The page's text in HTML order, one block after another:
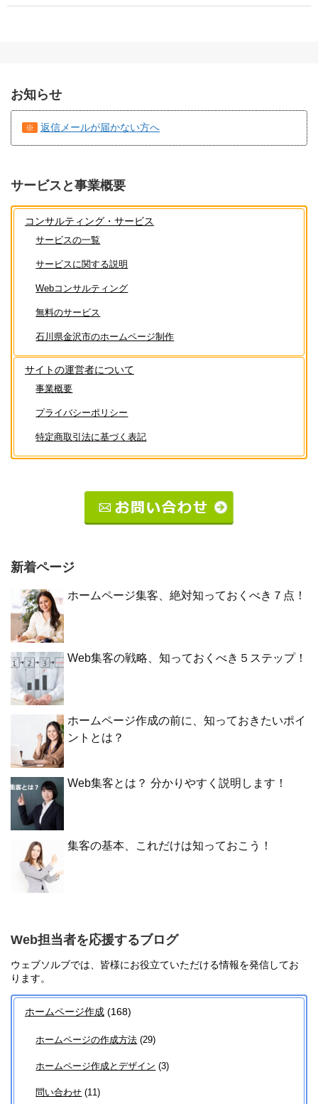
お知らせ
※ 返信メールが届かない方へ
サービスと事業概要
コンサルティング・サービス
サービスの一覧
サービスに関する説明
Webコンサルティング
無料のサービス
石川県金沢市のホームページ制作
サイトの運営者について
事業概要
プライバシーポリシー
特定商取引法に基づく表記
新着ページ
ホームページ集客、絶対知っておくべき７点！
Web集客の戦略、知っておくべき５ステップ！
ホームページ作成の前に、知っておきたいポイ
ントとは？
Web集客とは？ 分かりやすく説明します！
集客の基本、これだけは知っておこう！
Web担当者を応援するブログ
ウェブソルブでは、皆様にお役立ていただける情報を発信してお
ります。
ホームページ作成 (168)
ホームページの作成方法 (29)
ホームページ作成とデザイン (3)
問い合わせ (11)